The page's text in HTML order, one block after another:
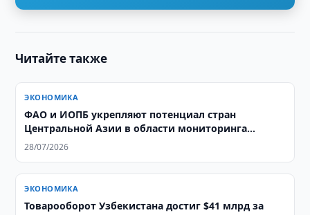
Читайте также
ЭКОНОМИКА
ФАО и ИОПБ укрепляют потенциал стран
Центральной Азии в области мониторинга
саранчовых
28/07/2026
ЭКОНОМИКА
Товарооборот Узбекистана достиг $41 млрд за